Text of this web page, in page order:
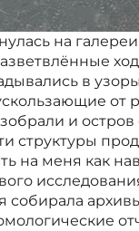
на
в
от
и остров
структуры
на меня как
собирала